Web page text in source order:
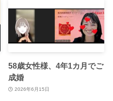
58歳女性様、4年1カ月でご
成婚
2026年6月15日